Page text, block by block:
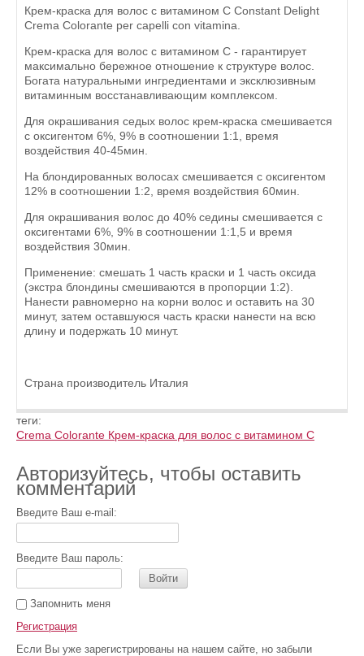
Крем-краска для волос с витамином С Constant Delight
Crema Colorante per capelli con vitamina.
Крем-краска для волос с витамином С - гарантирует
максимально бережное отношение к структуре волос.
Богата натуральными ингредиентами и эксклюзивным
витаминным восстанавливающим комплексом.
Для окрашивания седых волос крем-краска смешивается
с оксигентом 6%, 9% в соотношении 1:1, время
воздействия 40-45мин.
На блондированных волосах смешивается с оксигентом
12% в соотношении 1:2, время воздействия 60мин.
Для окрашивания волос до 40% седины смешивается с
оксигентами 6%, 9% в соотношении 1:1,5 и время
воздействия 30мин.
Применение: смешать 1 часть краски и 1 часть оксида
(экстра блондины смешиваются в пропорции 1:2).
Нанести равномерно на корни волос и оставить на 30
минут, затем оставшуюся часть краски нанести на всю
длину и подержать 10 минут.
Страна производитель Италия
теги:
Crema Colorante Крем-краска для волос с витамином С
Авторизуйтесь, чтобы оставить
комментарий
Введите Ваш e-mail:
Введите Ваш пароль:
Войти
Запомнить меня
Регистрация
Если Вы уже зарегистрированы на нашем сайте, но забыли